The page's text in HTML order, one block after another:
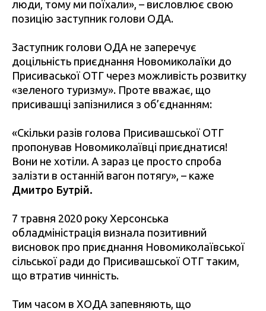
люди, тому ми поїхали», – висловлює свою
позицію заступник голови ОДА.
Заступник голови ОДА не заперечує
доцільність приєднання Новомиколаїки до
Присиваської ОТГ через можливість розвитку
«зеленого туризму». Проте вважає, що
присивашці запізнилися з об’єднанням:
«Скільки разів голова Присивашської ОТГ
пропонував Новомиколаївці приєднатися!
Вони не хотіли. А зараз це просто спроба
залізти в останній вагон потягу», – каже
Дмитро Бутрій.
7 травня 2020 року Херсонська
обладміністрація визнала позитивний
висновок про приєднання Новомиколаївської
сільської ради до Присивашської ОТГ таким,
що втратив чинність.
Тим часом в ХОДА запевняють, що